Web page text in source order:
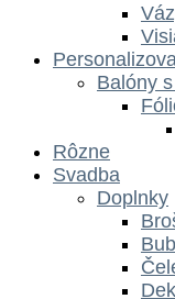
Balóny
Rôzne
Svadba
Doplnky